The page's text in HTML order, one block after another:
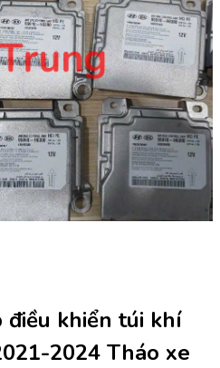
điều khiển túi khí
2024 Tháo xe